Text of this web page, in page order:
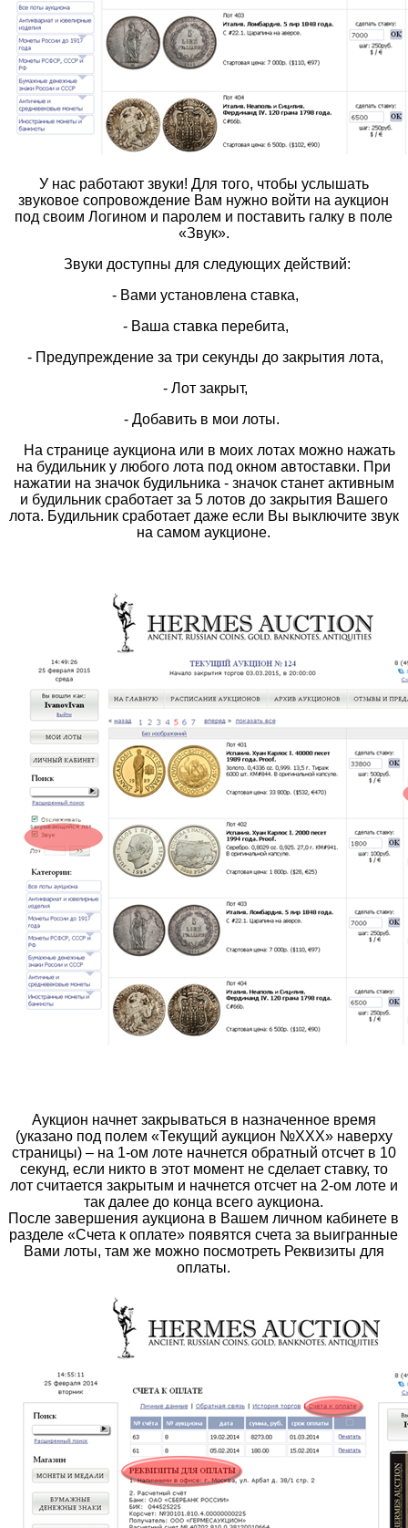
У нас работают звуки! Для того, чтобы услышать
звуковое сопровождение Вам нужно войти на аукцион
под своим Логином и паролем и поставить галку в поле
«Звук».
Звуки доступны для следующих действий:
- Вами установлена ставка,
- Ваша ставка перебита,
- Предупреждение за три секунды до закрытия лота,
- Лот закрыт,
- Добавить в мои лоты.
На странице аукциона или в моих лотах можно нажать
на будильник у любого лота под окном автоставки. При
нажатии на значок будильника - значок станет активным
и будильник сработает за 5 лотов до закрытия Вашего
лота. Будильник сработает даже если Вы выключите звук
на самом аукционе.
Аукцион начнет закрываться в назначенное время
(указано под полем «Текущий аукцион №ХХХ» наверху
страницы) – на 1-ом лоте начнется обратный отсчет в 10
секунд, если никто в этот момент не сделает ставку, то
лот считается закрытым и начнется отсчет на 2-ом лоте и
так далее до конца всего аукциона.
После завершения аукциона в Вашем личном кабинете в
разделе «Счета к оплате» появятся счета за выигранные
Вами лоты, там же можно посмотреть Реквизиты для
оплаты.